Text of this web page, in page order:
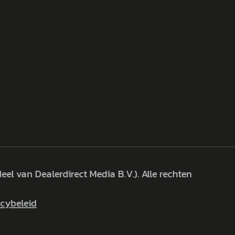
van Dealerdirect Media B.V.). Alle rechten